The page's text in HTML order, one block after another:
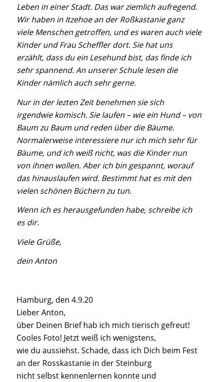
Leben in einer Stadt. Das war ziemlich aufregend.
Wir haben in Itzehoe an der Roßkastanie ganz
viele Menschen getroffen, und es waren auch viele
Kinder und Frau Scheffler dort. Sie hat uns
erzählt, dass du ein Lesehund bist, das finde ich
sehr spannend. An unserer Schule lesen die
Kinder nämlich auch sehr gerne.
Nur in der lezten Zeit benehmen sie sich
irgendwie komisch. Sie laufen – wie ein Hund – von
Baum zu Baum und reden über die Bäume.
Normalerweise interessiere nur ich mich sehr für
Bäume, und ich weiß nicht, was die Kinder nun
von ihnen wollen. Aber ich bin gespannt, worauf
das hinauslaufen wird. Bestimmt hat es mit den
vielen schönen Büchern zu tun.
Wenn ich es herausgefunden habe, schreibe ich
es dir.
Viele Grüße,
dein Anton
Hamburg, den 4.9.20
Lieber Anton,
über Deinen Brief hab ich mich tierisch gefreut!
Cooles Foto! Jetzt weiß ich wenigstens,
wie du aussiehst. Schade, dass ich Dich beim Fest
an der Rosskastanie in der Steinburg
nicht selbst kennenlernen konnte und